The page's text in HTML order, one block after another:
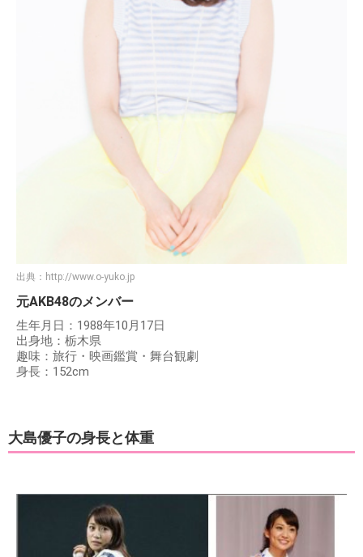
出典： http://www.o-yuko.jp
元AKB48のメンバー
生年月日：1988年10月17日
出身地：栃木県
趣味：旅行・映画鑑賞・舞台観劇
身長：152cm
大島優子の身長と体重